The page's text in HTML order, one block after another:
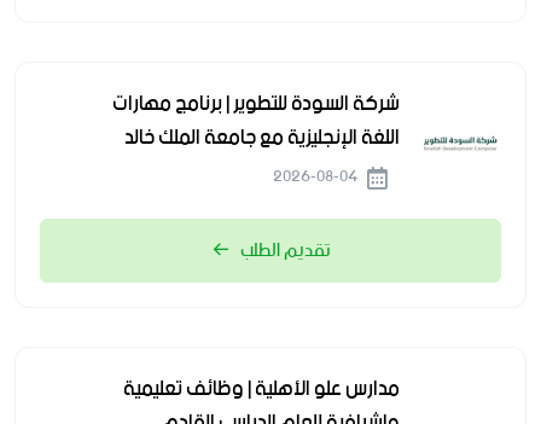
شركة السودة للتطوير | برنامج مهارات
اللغة الإنجليزية مع جامعة الملك خالد
تقديم الطلب
مدارس علو الأهلية | وظائف تعليمية